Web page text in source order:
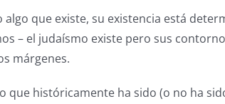
algo que existe, su existencia está
– el judaísmo existe pero sus
márgenes.
históricamente ha sido (o no ha